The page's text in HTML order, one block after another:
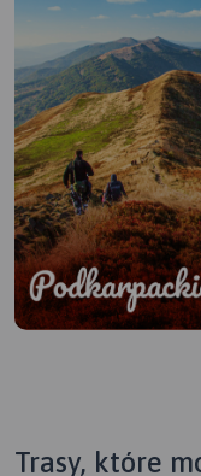
Trasy, które